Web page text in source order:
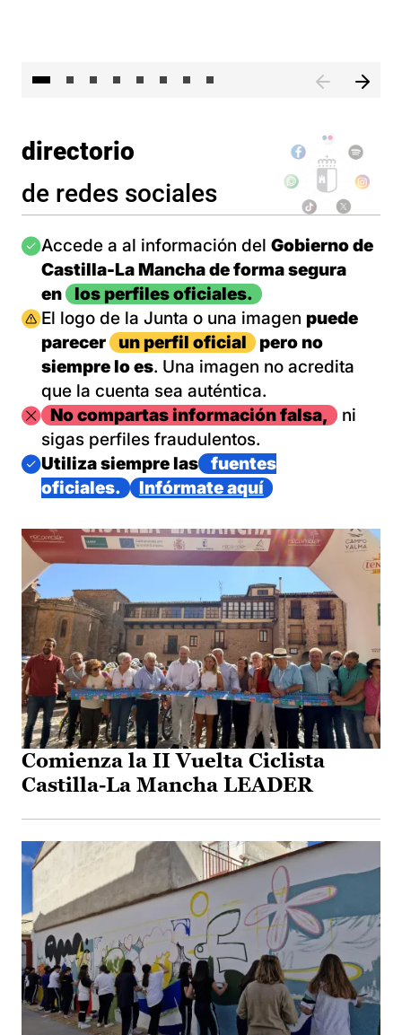
directorio
de redes sociales
Imagen
Accede a al información del Gobierno de
Castilla-La Mancha de forma segura
en
los perfiles oficiales.
Imagen
El logo de la Junta o una imagen puede
parecer
un perfil oficial
pero no
siempre lo es. Una imagen no acredita
que la cuenta sea auténtica.
ImagenNo compartas información falsa,
ni
sigas perfiles fraudulentos.
Imagen
Utiliza siempre las
fuentes
oficiales.
Infórmate aquí
Comienza la II Vuelta Ciclista
Castilla-La Mancha LEADER